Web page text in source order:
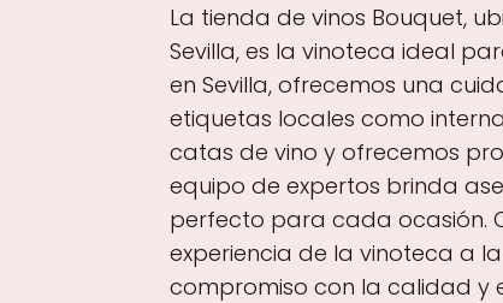
La tienda de vinos Bouquet,
Sevilla, es la vinoteca ideal
en Sevilla, ofrecemos una
etiquetas locales como
catas de vino y ofrecemos
equipo de expertos brinda
perfecto para cada ocasión.
experiencia de la vinoteca a
compromiso con la calidad y